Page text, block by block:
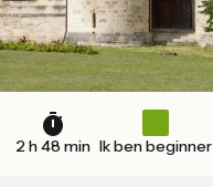
2 h 48 min Ik ben beginner